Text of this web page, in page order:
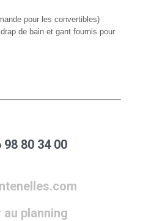
pour les convertibles)
de bain et gant fournis pour
98 80 34 00
planning